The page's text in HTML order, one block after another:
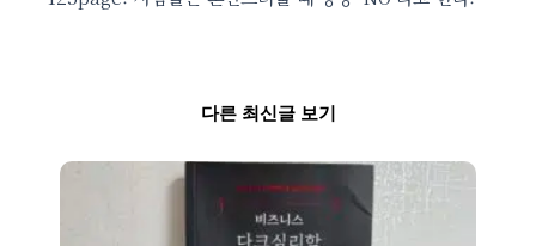
다른 최신글 보기